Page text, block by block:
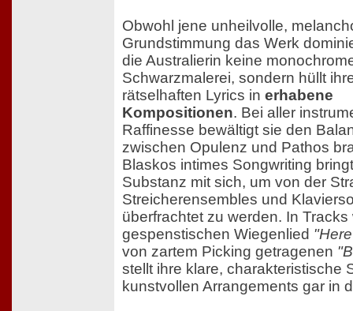
Obwohl jene unheilvolle,
Grundstimmung das Werk
die Australierin keine
Schwarzmalerei, sondern hüllt
rätselhaften Lyrics in erhabene
Kompositionen. Bei aller
Raffinesse bewältigt sie den
zwischen Opulenz und Pathos
Blaskos intimes Songwriting
Substanz mit sich, um von der
Streicherensembles und
überfrachtet zu werden. In Tracks
gespenstischen Wiegenlied
von zartem Picking getragenen
stellt ihre klare, charakteristische
kunstvollen Arrangements gar in